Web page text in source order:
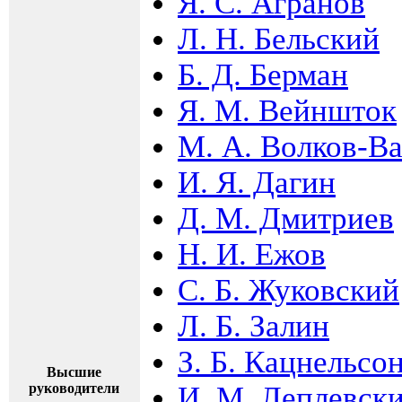
Высшие
руководители
Л. Н. Бельский
Б. Д. Берман
Я. М. Вейншток
М. А. Волков-
И. Я. Дагин
Д. М. Дмитриев
Н. И. Ежов
С. Б. Жуковский
Л. Б. Залин
З. Б.